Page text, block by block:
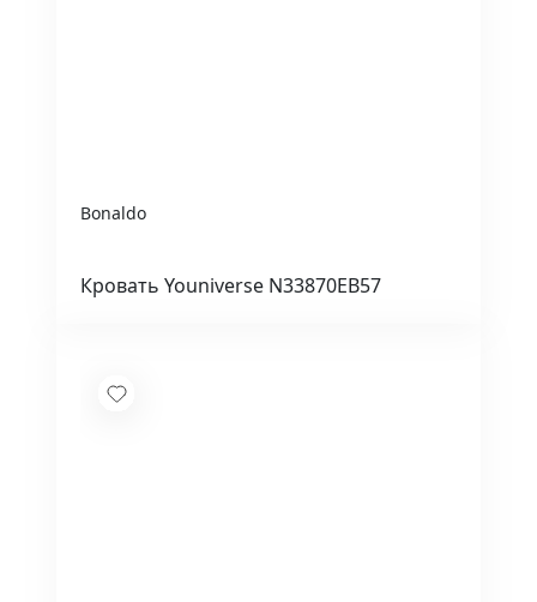
Bonaldo
Кровать Youniverse N33870EB57